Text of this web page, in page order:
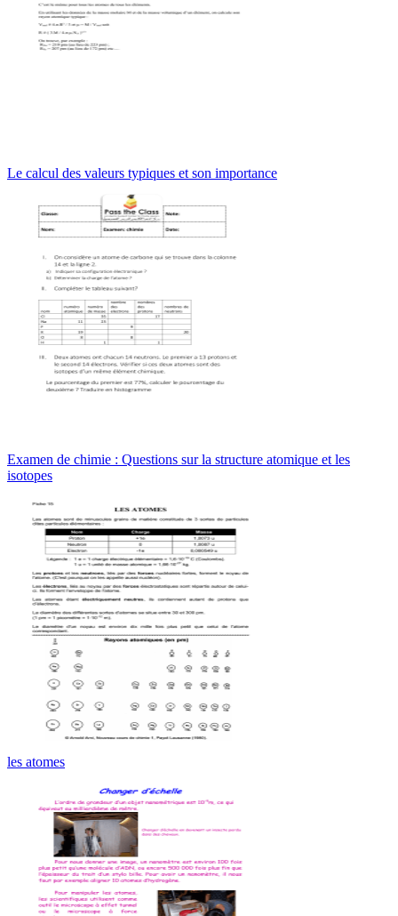
Le calcul des valeurs typiques et son importance
Examen de chimie : Questions sur la structure atomique et les
isotopes
les atomes